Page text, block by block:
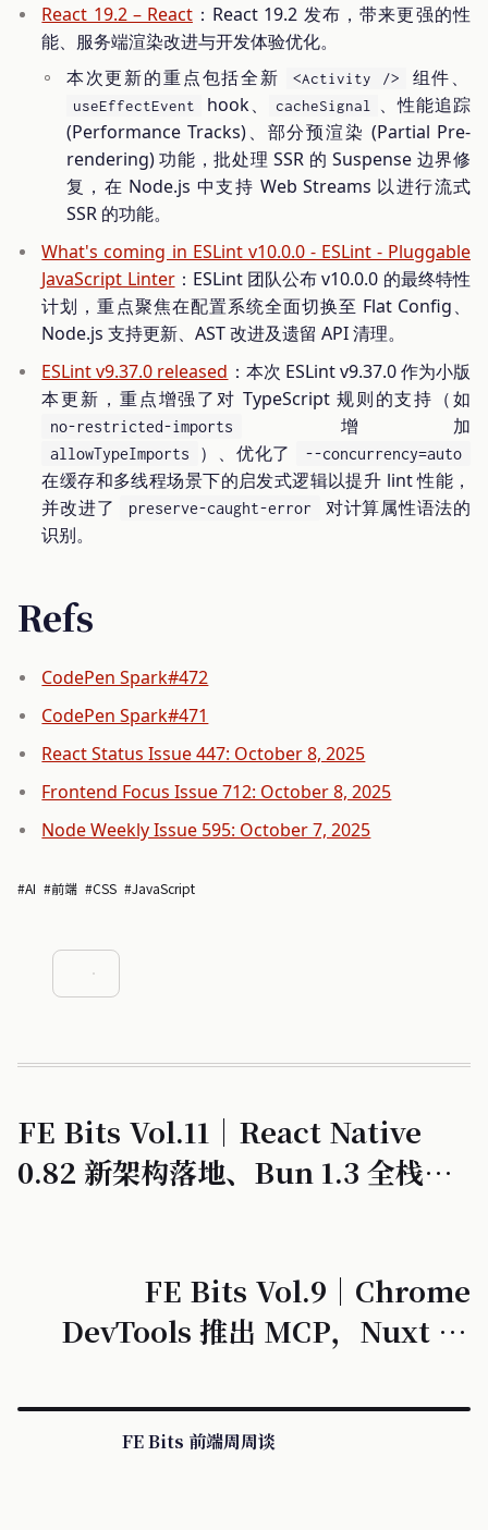
React 19.2 – React：React 19.2 发布，带来更强的性
能、服务端渲染改进与开发体验优化。
本次更新的重点包括全新
<Activity /> 组件、
useEffectEvent hook、 cacheSignal
、性能追踪
(Performance Tracks)、部分预渲染 (Partial Pre-
rendering) 功能，批处理 SSR 的 Suspense 边界修
复，在 Node.js 中支持 Web Streams 以进行流式
SSR 的功能。
What's coming in ESLint v10.0.0 - ESLint - Pluggable
JavaScript Linter：ESLint 团队公布 v10.0.0 的最终特性
计划，重点聚焦在配置系统全面切换至 Flat Config、
Node.js 支持更新、AST 改进及遗留 API 清理。
ESLint v9.37.0 released ：本次 ESLint v9.37.0 作为小版
本更新，重点增强了对 TypeScript 规则的支持（如
no-restricted-imports 增加
allowTypeImports ）、优化了 --concurrency=auto
在缓存和多线程场景下的启发式逻辑以提升 lint 性能，
并改进了
preserve-caught-error
对计算属性语法的
识别。
Refs
CodePen Spark#472
CodePen Spark#471
React Status Issue 447: October 8, 2025
Frontend Focus Issue 712: October 8, 2025
Node Weekly Issue 595: October 7, 2025
#AI #前端 #CSS #JavaScript
FE Bits Vol.11｜React Native
0.82 新架构落地、Bun 1.3 全栈运
FE Bits Vol.9｜Chrome
DevTools 推出 MCP，Nuxt UI
FE Bits 前端周周谈